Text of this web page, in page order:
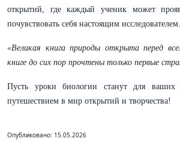
открытий, где каждый ученик может
почувствовать себя настоящим исследователем.
«Великая книга природы открыта перед
книге до сих пор прочтены только первые
Пусть уроки биологии станут для ваших
путешествием в мир открытий и творчества!
Опубликовано: 15.05.2026